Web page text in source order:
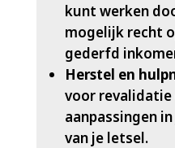
kunt werken
mogelijk recht
gederfd
Herstel en
voor revalidatie
aanpassingen
van je letsel.​